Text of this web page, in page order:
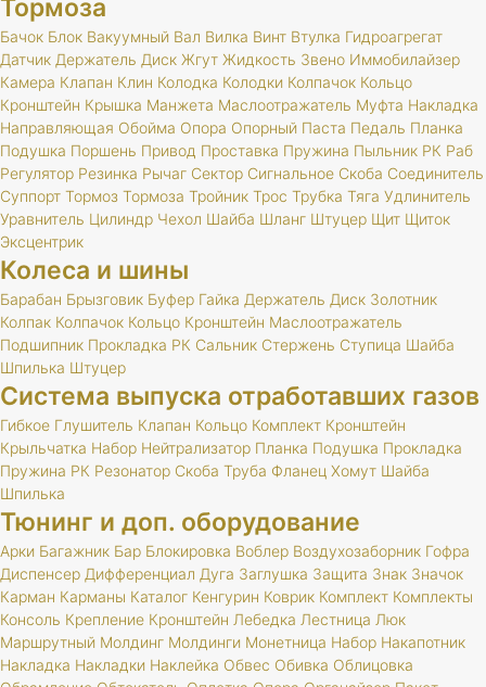
Тормоза
Бачок Блок Вакуумный Вал Вилка Винт Втулка Гидроагрегат
Датчик Держатель Диск Жгут Жидкость Звено Иммобилайзер
Камера Клапан Клин Колодка Колодки Колпачок Кольцо
Кронштейн Крышка Манжета Маслоотражатель Муфта Накладка
Направляющая Обойма Опора Опорный Паста Педаль Планка
Подушка Поршень Привод Проставка Пружина Пыльник РК Раб
Регулятор Резинка Рычаг Сектор Сигнальное Скоба Соединитель
Суппорт Тормоз Тормоза Тройник Трос Трубка Тяга Удлинитель
Уравнитель Цилиндр Чехол Шайба Шланг Штуцер Щит Щиток
Эксцентрик
Колеса и шины
Барабан Брызговик Буфер Гайка Держатель Диск Золотник
Колпак Колпачок Кольцо Кронштейн Маслоотражатель
Подшипник Прокладка РК Сальник Стержень Ступица Шайба
Шпилька Штуцер
Система выпуска отработавших газов
Гибкое Глушитель Клапан Кольцо Комплект Кронштейн
Крыльчатка Набор Нейтрализатор Планка Подушка Прокладка
Пружина РК Резонатор Скоба Труба Фланец Хомут Шайба
Шпилька
Тюнинг и доп. оборудование
Арки Багажник Бар Блокировка Воблер Воздухозаборник Гофра
Диспенсер Дифференциал Дуга Заглушка Защита Знак Значок
Карман Карманы Каталог Кенгурин Коврик Комплект Комплекты
Консоль Крепление Кронштейн Лебедка Лестница Люк
Маршрутный Молдинг Молдинги Монетница Набор Накапотник
Накладка Накладки Наклейка Обвес Обивка Облицовка